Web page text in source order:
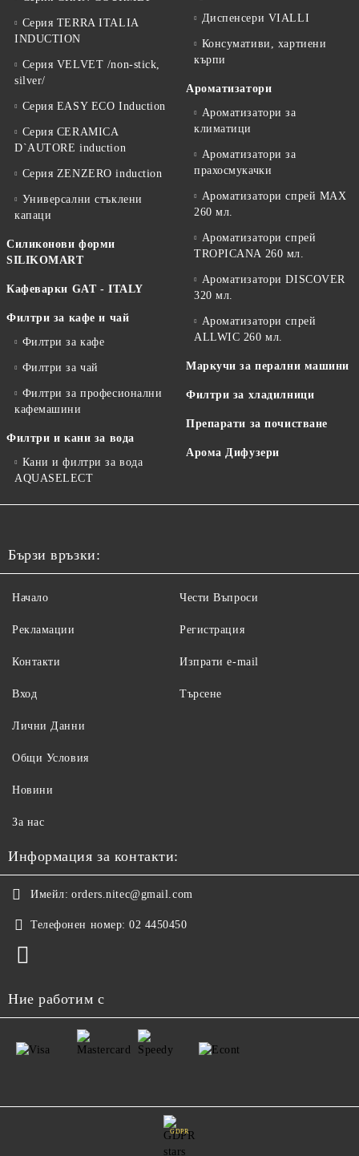
Серия TERRA ITALIA
INDUCTION
Серия VELVET /non-stick,
silver/
Серия EASY ECO Induction
Серия CERAMICA
D`AUTORE induction
Серия ZENZERO induction
Универсални стъклени
капаци
Силиконови форми
SILIKOMART
Кафеварки GAT - ITALY
Филтри за кафе и чай
Филтри за кафе
Филтри за чай
Филтри за професионални
кафемашини
Филтри и кани за вода
Кани и филтри за вода
AQUASELECT
Диспенсери VIALLI
Консумативи, хартиени
кърпи
Ароматизатори
Ароматизатори за
климатици
Ароматизатори за
прахосмукачки
Ароматизатори спрей MAX
260 мл.
Ароматизатори спрей
TROPICANA 260 мл.
Ароматизатори DISCOVER
320 мл.
Ароматизатори спрей
ALLWIC 260 мл.
Маркучи за перални машини
Филтри за хладилници
Препарати за почистване
Арома Дифузери
Бързи връзки:
Начало
Рекламации
Контакти
Вход
Чести Въпроси
Регистрация
Изпрати e-mail
Търсене
Лични Данни
Общи Условия
Новини
За нас
Информация за контакти:
Имейл: orders.nitec@gmail.com
Телефонен номер: 02 4450450
Ние работим с
GDPR